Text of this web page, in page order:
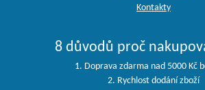
Kontakty
8 důvodů proč
1. Doprava zdarma nad 5000 Kč
2. Rychlost dodání zboží